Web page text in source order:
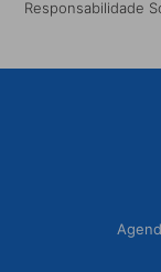
Responsabilidade